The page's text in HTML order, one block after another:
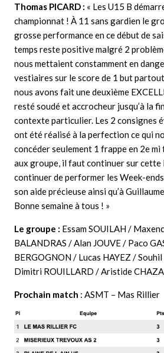
Thomas PICARD : « Les U15 B
championnat ! À 11 sans gardien le
grosse performance en ce début de
temps reste positive malgré 2
nous mettaient constamment en
vestiaires sur le score de 1 but
nous avons fait une deuxième
resté soudé et accrocheur jusqu’à la
contexte particulier. Les 2 consignes
ont été réalisé à la perfection ce qui
concéder seulement 1 frappe en 2e mi
aux groupe, il faut continuer sur cette
continuer de performer les Week-
son aide précieuse ainsi qu’à
Bonne semaine à tous ! »
Le groupe : Essam SOUILAH /
BALANDRAS / Alan JOUVE / Paco
BERGOGNON / Lucas HAYEZ /
Dimitri ROUILLARD / Aristide
Prochain match : ASMT – Mas Rillier